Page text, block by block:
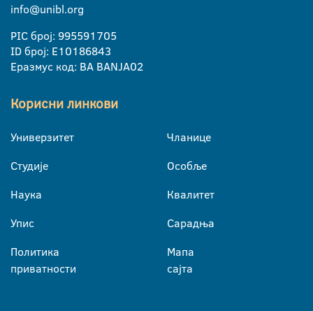
info@unibl.org
PIC број: 995591705
ID број: E10186843
Еразмус код: BA BANJA02
Корисни линкови
Универзитет
Студије
Наука
Упис
Политика
приватности
Чланице
Особље
Квалитет
Сарадња
Мапа
сајта